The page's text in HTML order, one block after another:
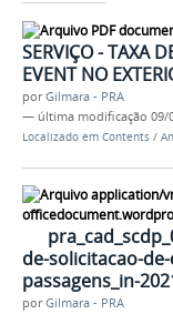
SERVIÇO - TAXA
EVENT NO
porGilmara - PRA
— última modificação 09/
Localizado em Contents /
de-solicitacao-
passagens_in-
porGilmara - PRA